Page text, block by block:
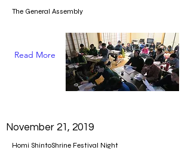
The General Assembly
Read More
November 21, 2019
Homi ShintoShrine Festival Night